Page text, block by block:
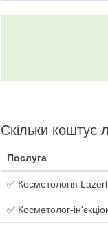
Скільки коштує
Послуга
✅ Косметологія
✅ Косметолог-